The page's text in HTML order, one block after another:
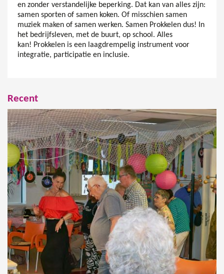
en zonder verstandelijke beperking. Dat kan van alles zijn:
samen sporten of samen koken. Of misschien samen
muziek maken of samen werken. Samen Prokkelen dus! In
het bedrijfsleven, met de buurt, op school. Alles
kan! Prokkelen is een laagdrempelig instrument voor
integratie, participatie en inclusie.
Recent